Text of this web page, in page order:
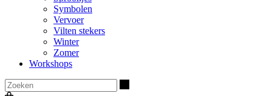
Symbolen
Vervoer
Vilten stekers
Winter
Zomer
Workshops